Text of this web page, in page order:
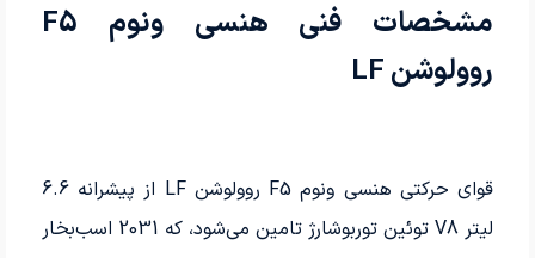
مشخصات فنی هنسی ونوم F5
روولوشن LF
قوای حرکتی هنسی ونوم F5 روولوشن LF از پیشرانه 6.6
لیتر V8 توئین توربوشارژ تامین می‌شود، که 2031 اسب‌بخار